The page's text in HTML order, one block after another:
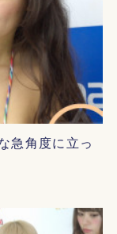
急角度に立っ